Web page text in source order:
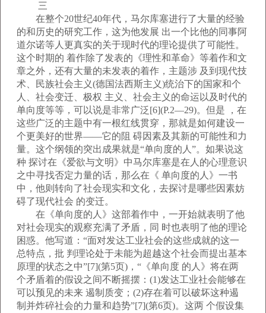
三
在整个20世纪40年代，马尔库塞进行了大量的经验
的和历史的研究工作，这为他发展 出一个比他的同事阿
道尔诺等人更真实的关于现时代的理论提供了可能性。
这个时期的 着作除了发表的《理性和革命》等着作和文
章之外，还有大量的未发表的着作，主题涉 及到现代技
术、民族社会主义(德国法西斯主义)统治下的国家和个
人、社会变迁、极权 主义、社会主义的命运以及时代的
单向度等等，可以说是非常广泛[6](P.2—29)。但是 ，在
这些广泛的主题中有一根红线贯穿，那就是如何建设一
个更美好的世界——它的阻 碍因素及其新的可能性和力
量。这个纲领的突出成果就是“单向度的人”。如果说这
种 探讨在《爱欲与文明》中马尔库塞是在人的心理意识
之中寻找否定力量的话，那么在《 单向度的人》一书
中，他则转向了社会现实和文化，去探讨是哪些因素妨
碍了现代社会 的变迁。
在《单向度的人》这部着作中，一开始就表明了他
对社会现实的观察充满了矛盾，同 时也表明了他的理论
困惑。他写道：“面对发达工业社会的这些成就的这一
总特点，批 判理论处于未能为超越这个社会而提出基本
原理的状态之中”[7](第5页)，“《单向度 的人》将在两
个矛盾着的假设之间不断摇摆：(1)发达工业社会能够在
可以预见的未来 遏制质变；(2)存在着可以破坏这种遏
制并炸碎社会的力量和趋势”[7](第6页)。这两 个假设集